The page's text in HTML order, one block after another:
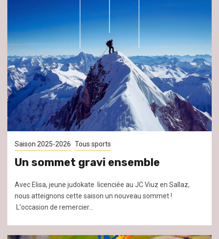
Saison 2025-2026 Tous sports
Un sommet gravi ensemble
Avec Elisa, jeune judokate licenciée au JC Viuz en Sallaz,
nous atteignons cette saison un nouveau sommet !
L'occasion de remercier...